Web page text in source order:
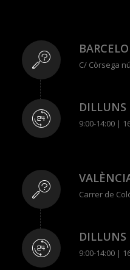
C/ Còrsega
DILLUNS
9:00-14:00 |
Carrer de
DILLUNS
9:00-14:00 |